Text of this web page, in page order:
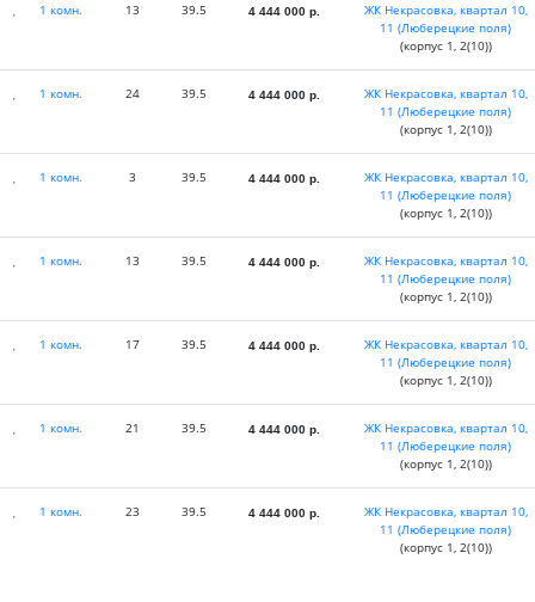
1 комн. 13 39.5 4 444 000 р.
ЖК Некрасовка, квартал 10,
11 (Люберецкие поля)
(корпус 1, 2(10))
1 комн. 24 39.5 4 444 000 р.
ЖК Некрасовка, квартал 10,
11 (Люберецкие поля)
(корпус 1, 2(10))
1 комн. 3 39.5 4 444 000 р.
ЖК Некрасовка, квартал 10,
11 (Люберецкие поля)
(корпус 1, 2(10))
1 комн. 13 39.5 4 444 000 р.
ЖК Некрасовка, квартал 10,
11 (Люберецкие поля)
(корпус 1, 2(10))
1 комн. 17 39.5 4 444 000 р.
ЖК Некрасовка, квартал 10,
11 (Люберецкие поля)
(корпус 1, 2(10))
1 комн. 21 39.5 4 444 000 р.
ЖК Некрасовка, квартал 10,
11 (Люберецкие поля)
(корпус 1, 2(10))
1 комн. 23 39.5 4 444 000 р.
ЖК Некрасовка, квартал 10,
11 (Люберецкие поля)
(корпус 1, 2(10))